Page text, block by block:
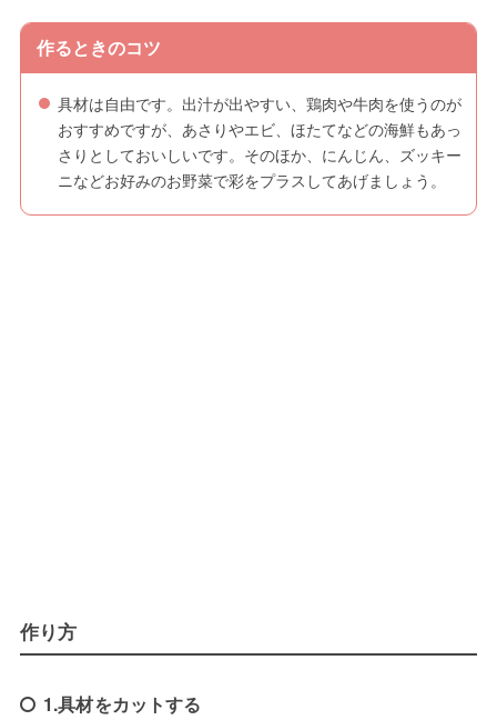
作るときのコツ
具材は自由です。出汁が出やすい、鶏肉や牛肉を使うのが
おすすめですが、あさりやエビ、ほたてなどの海鮮もあっ
さりとしておいしいです。そのほか、にんじん、ズッキー
ニなどお好みのお野菜で彩をプラスしてあげましょう。
作り方
1.具材をカットする